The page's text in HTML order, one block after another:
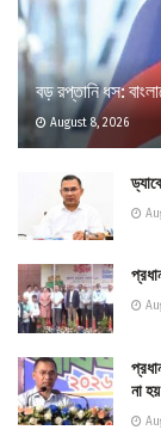
বড় রপ্তানি ধস:
August 8, 2026
না হয়